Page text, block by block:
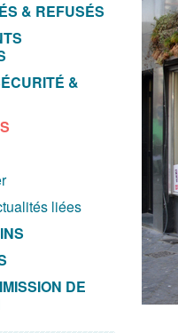
& REFUSÉS
&
liées
DE